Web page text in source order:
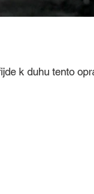
k duhu tento